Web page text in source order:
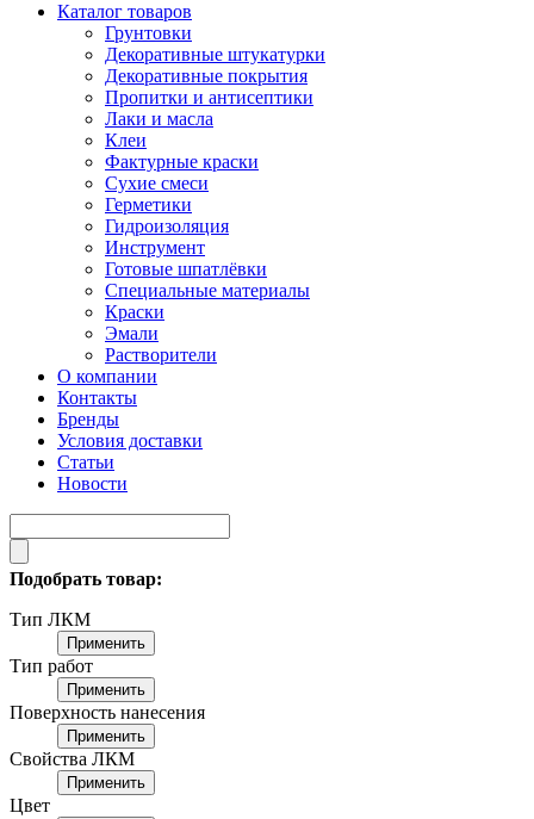
Каталог товаров
Грунтовки
Декоративные штукатурки
Декоративные покрытия
Пропитки и антисептики
Лаки и масла
Клеи
Фактурные краски
Сухие смеси
Герметики
Гидроизоляция
Инструмент
Готовые шпатлёвки
Специальные материалы
Краски
Эмали
Растворители
О компании
Контакты
Бренды
Условия доставки
Статьи
Новости
Подобрать товар:
Тип ЛКМ
Применить
Тип работ
Применить
Поверхность нанесения
Применить
Свойства ЛКМ
Применить
Цвет